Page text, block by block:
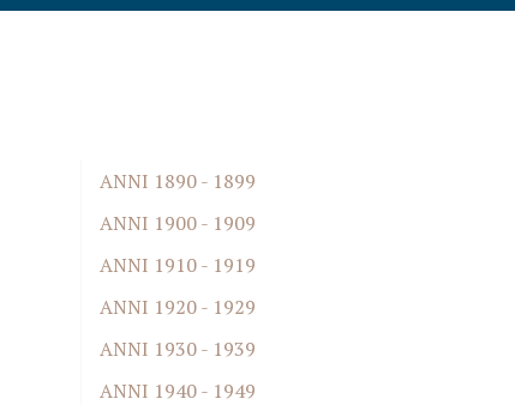
ANNI 1890 - 1899
ANNI 1900 - 1909
ANNI 1910 - 1919
ANNI 1920 - 1929
ANNI 1930 - 1939
ANNI 1940 - 1949